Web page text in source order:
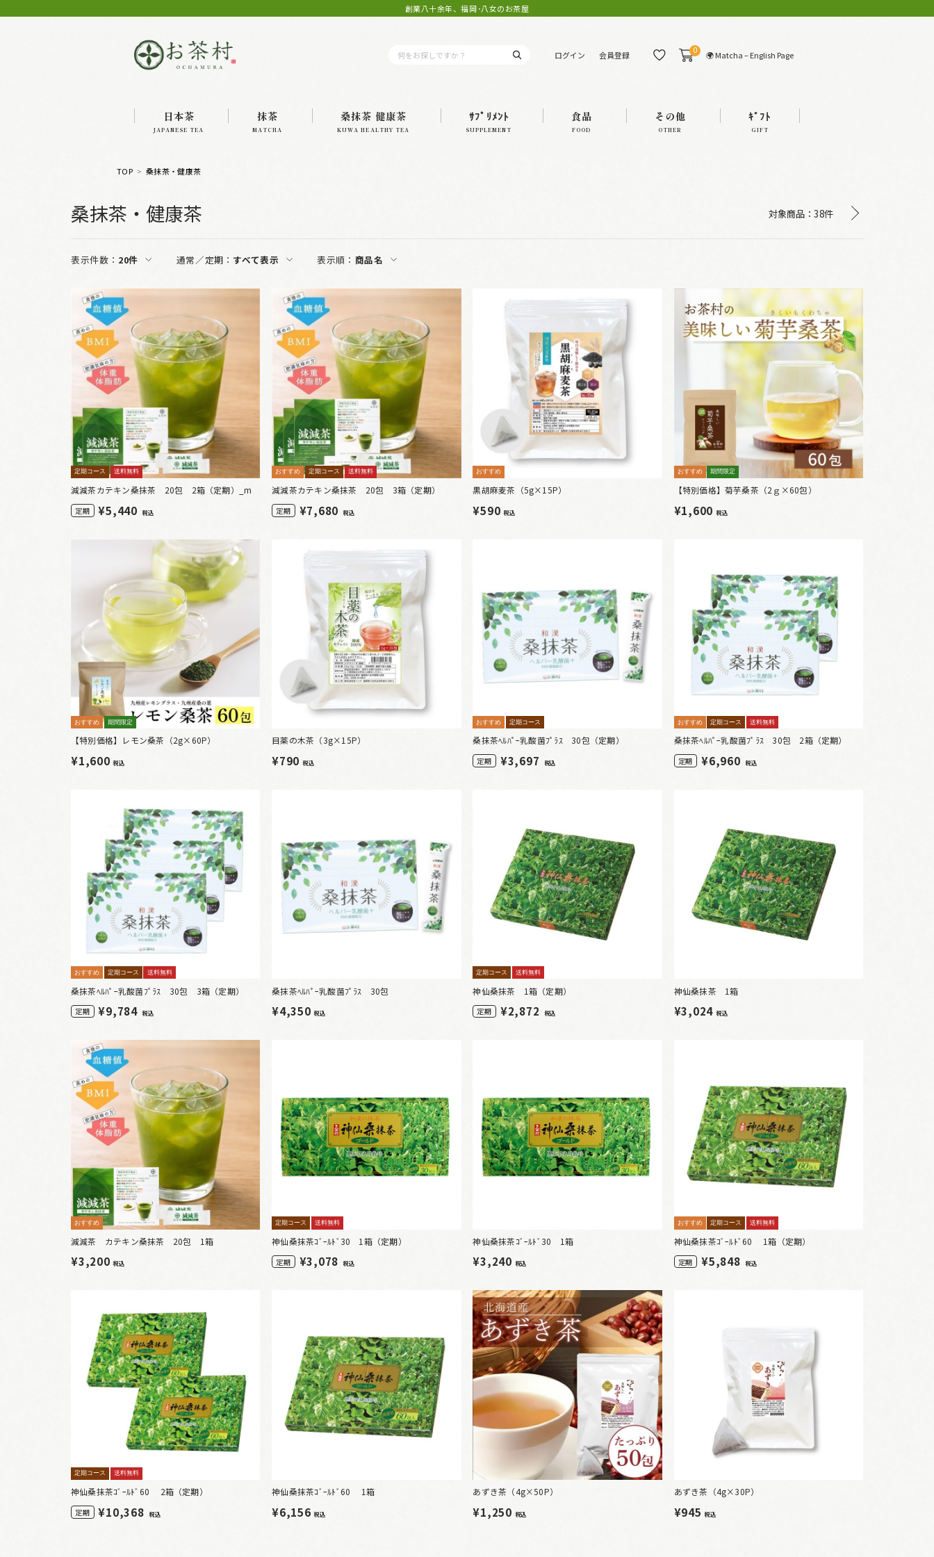
創業八十余年、福岡･八女のお茶屋
ログイン 会員登録 0 🌍 Matcha – English Page
日本茶
JAPANESE TEA
抹茶
MATCHA
桑抹茶 健康茶
KUWA HEALTHY TEA
ｻﾌﾟﾘﾒﾝﾄ
SUPPLEMENT
食品
FOOD
その他
OTHER
ｷﾞﾌﾄ
GIFT
TOP 桑抹茶・健康茶
桑抹茶・健康茶 対象商品： 38件
表示件数： 20件 通常／定期： すべて表示 表示順： 商品名
定期コース 送料無料
減減茶カテキン桑抹茶 20包 2箱（定期）_m
定期 ¥5,440 税込
おすすめ 定期コース 送料無料
減減茶カテキン桑抹茶 20包 3箱（定期）
定期 ¥7,680 税込
おすすめ
黒胡麻麦茶（5g×15P）
¥590税込
おすすめ 期間限定
【特別価格】菊芋桑茶（2ｇ×60包）
¥1,600 税込
おすすめ 期間限定
【特別価格】レモン桑茶（2g×60P）
¥1,600税込
目薬の木茶（3g×15P）
¥790 税込
おすすめ 定期コース
桑抹茶ﾍﾙﾊﾟｰ乳酸菌ﾌﾟﾗｽ 30包（定期）
定期 ¥3,697 税込
おすすめ 定期コース 送料無料
桑抹茶ﾍﾙﾊﾟｰ乳酸菌ﾌﾟﾗｽ 30包 2箱（定期）
定期 ¥6,960 税込
おすすめ 定期コース 送料無料
桑抹茶ﾍﾙﾊﾟｰ乳酸菌ﾌﾟﾗｽ 30包 3箱（定期）
定期 ¥9,784 税込
桑抹茶ﾍﾙﾊﾟｰ乳酸菌ﾌﾟﾗｽ 30包
¥4,350税込
定期コース 送料無料
神仙桑抹茶 1箱（定期）
定期 ¥2,872 税込
神仙桑抹茶 1箱
¥3,024 税込
おすすめ
減減茶 カテキン桑抹茶 20包 1箱
¥3,200税込
定期コース 送料無料
神仙桑抹茶ｺﾞｰﾙﾄﾞ30 1箱（定期）
定期 ¥3,078 税込
神仙桑抹茶ｺﾞｰﾙﾄﾞ30 1箱
¥3,240 税込
おすすめ 定期コース 送料無料
神仙桑抹茶ｺﾞｰﾙﾄﾞ60 1箱（定期）
定期 ¥5,848 税込
定期コース 送料無料
神仙桑抹茶ｺﾞｰﾙﾄﾞ60 2箱（定期）
定期 ¥10,368 税込
神仙桑抹茶ｺﾞｰﾙﾄﾞ60 1箱
¥6,156税込
あずき茶（4g×50P）
¥1,250 税込
あずき茶（4g×30P）
¥945税込